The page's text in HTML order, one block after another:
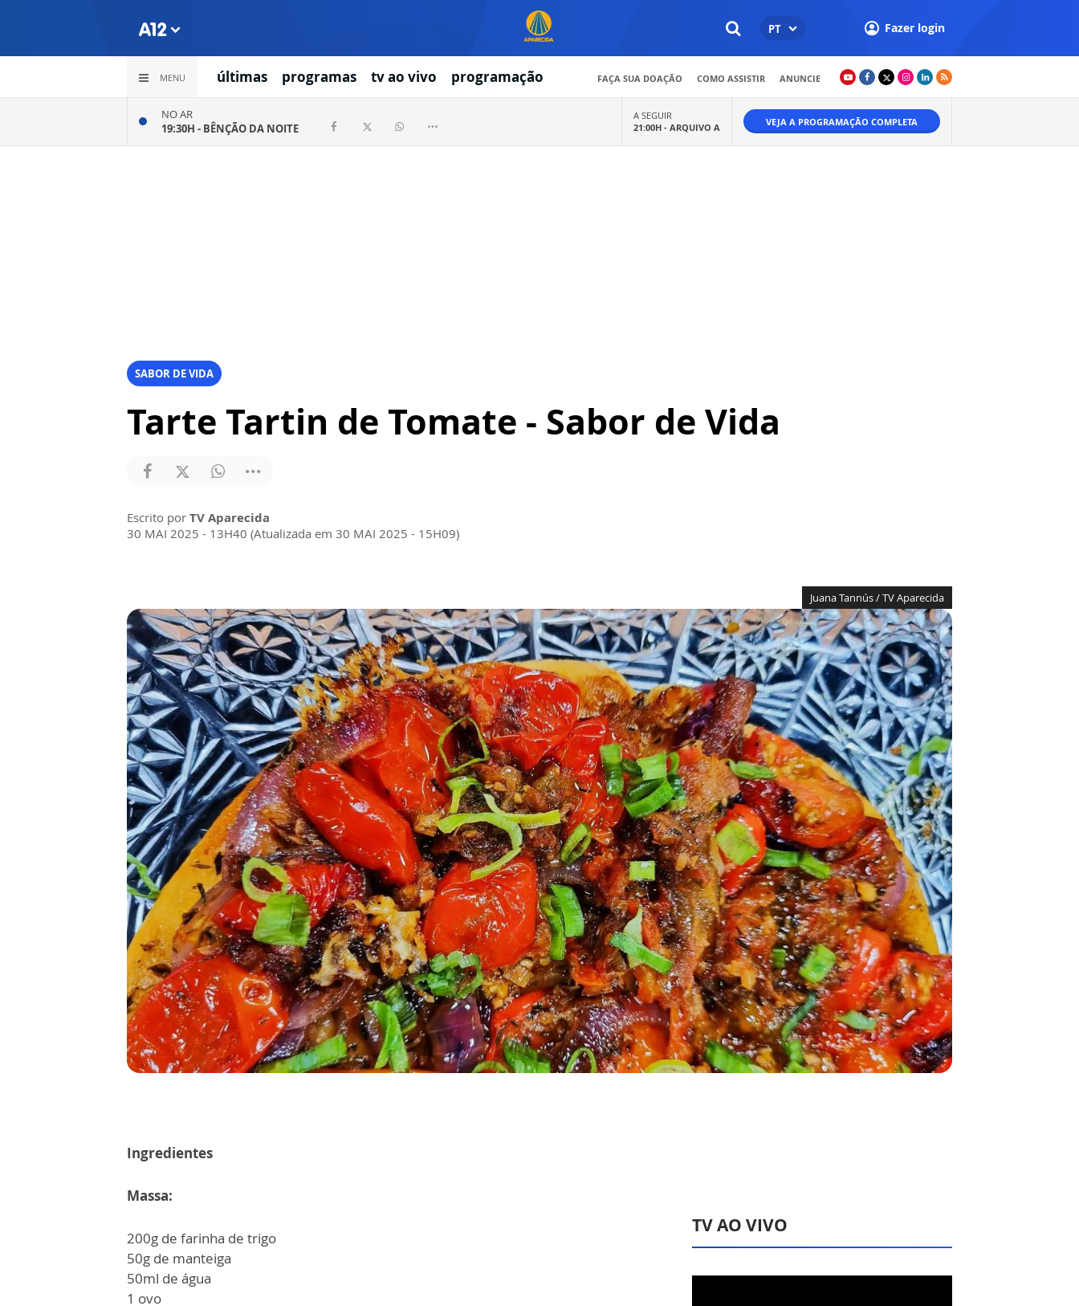
PT Fazer login
MENU últimas programas tv ao vivo programação FAÇA SUA DOAÇÃO COMO ASSISTIR ANUNCIE
NO AR
19:30H - BÊNÇÃO DA NOITE
A SEGUIR
21:00H - ARQUIVO A VEJA A PROGRAMAÇÃO COMPLETA
SABOR DE VIDA
Tarte Tartin de Tomate - Sabor de Vida
Escrito por TV Aparecida
30 MAI 2025 - 13H40 (Atualizada em 30 MAI 2025 - 15H09)
Juana Tannús / TV Aparecida
Ingredientes
Massa:
200g de farinha de trigo
50g de manteiga
50ml de água
1 ovo
TV AO VIVO